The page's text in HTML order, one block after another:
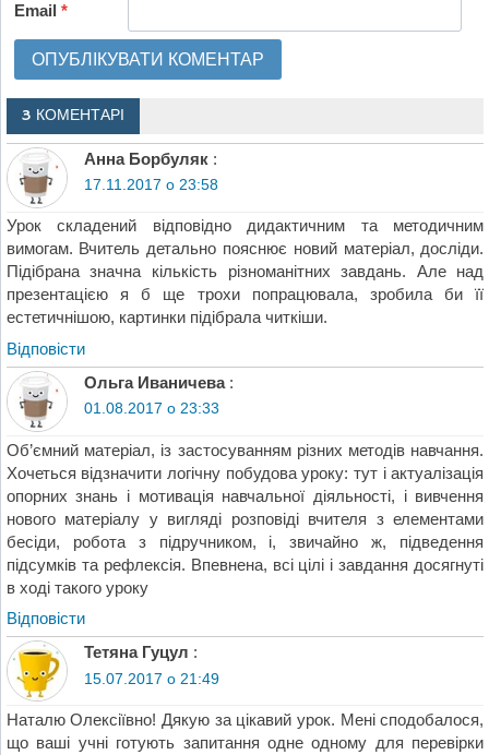
Email*
3 КОМЕНТАРІ
Анна Борбуляк :
17.11.2017 о 23:58
Урок складений відповідно дидактичним та методичним
вимогам. Вчитель детально пояснює новий матеріал, досліди.
Підібрана значна кількість різноманітних завдань. Але над
презентацією я б ще трохи попрацювала, зробила би її
естетичнішою, картинки підібрала читкіши.
Відповіcти
Ольга Иваничева :
01.08.2017 о 23:33
Об’ємний матеріал, із застосуванням різних методів навчання.
Хочеться відзначити логічну побудова уроку: тут і актуалізація
опорних знань і мотивація навчальної діяльності, і вивчення
нового матеріалу у вигляді розповіді вчителя з елементами
бесіди, робота з підручником, і, звичайно ж, підведення
підсумків та рефлексія. Впевнена, всі цілі і завдання досягнуті
в ході такого уроку
Відповіcти
Тетяна Гуцул :
15.07.2017 о 21:49
Наталю Олексіївно! Дякую за цікавий урок. Мені сподобалося,
що ваші учні готують запитання одне одному для перевірки